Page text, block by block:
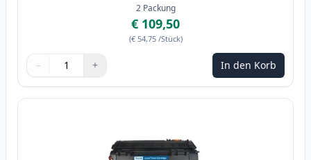
2 Packung
€ 109,50
(€ 54,75 /Stück)
Menge
Verwenden Sie die Tasten, um anzupassen
− +
Menge 1 In den Korb